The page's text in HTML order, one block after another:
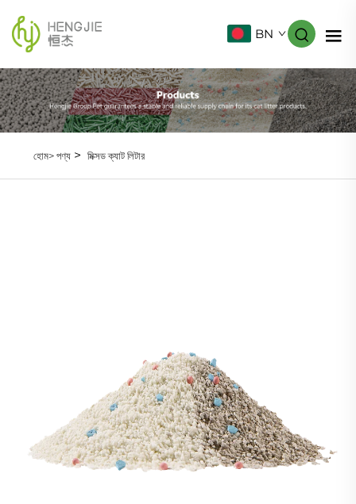
BN
হোম>পণ্য> মিক্সড ক্যাট লিটার